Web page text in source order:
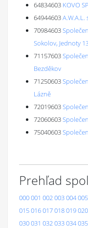
64834603 KOVO
64944603A.W.A.L.
70984603
Sokolov, Jednoty
71157603
Bezděkov
71250603
Lázně
72019603
72060603
75040603
Prehľad
000001 002003004005
015016017018019020
030031 032033034035